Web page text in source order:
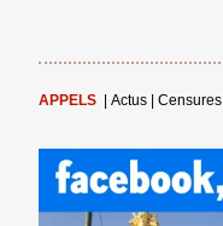
APPELS Actus Censures